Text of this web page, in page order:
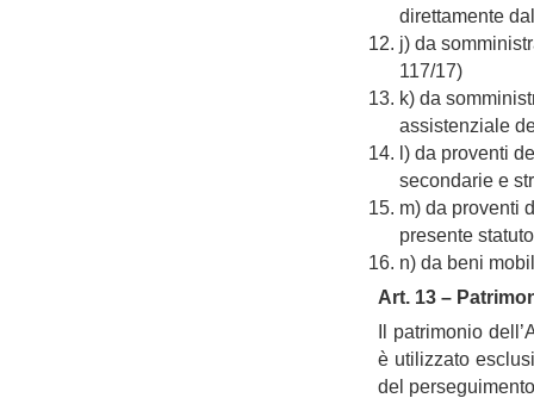
direttamente
j) da
117/17)
k) da
assistenziale
l) da proventi
secondarie e
m) da proventi
presente
n) da beni
Art. 13 –
Il patrimonio
è utilizzato
del